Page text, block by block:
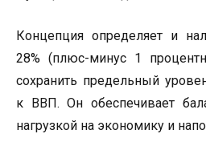
Концепция определяет и
28% (плюс-минус 1
сохранить предельный
к ВВП. Он обеспечивает
нагрузкой на экономику и